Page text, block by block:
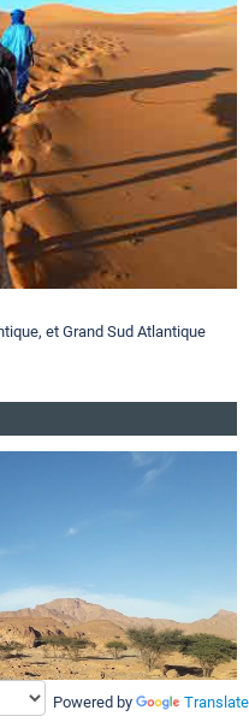
et Grand Sud Atlantique
Powered by Translate